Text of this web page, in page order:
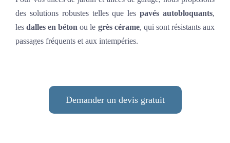
des solutions robustes telles que lespavés autobloquants,
lesdalles en béton ou le grès cérame, qui sont résistants aux
passages fréquents et aux intempéries.
Demander un devis gratuit